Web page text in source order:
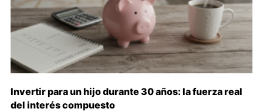
Invertir para un hijo durante 30 años: la fuerza real
del interés compuesto